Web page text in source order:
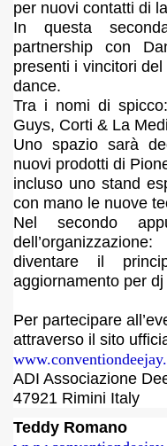
per nuovi contatti di
In questa
partnership con
presenti i vincitori
dance.
Tra i nomi di
Guys, Corti & La
Uno spazio sarà
nuovi prodotti di
incluso uno stand
con mano le nuove
Nel secondo
dell’organizzazione:
diventare il
aggiornamento per
Per partecipare
attraverso il sito
ADI Associazione
47921 Rimini Italy
Teddy Romano